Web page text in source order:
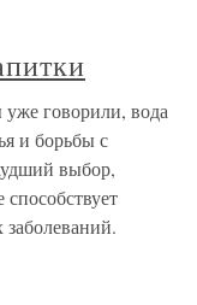
говорили, вода
и борьбы с
выбор,